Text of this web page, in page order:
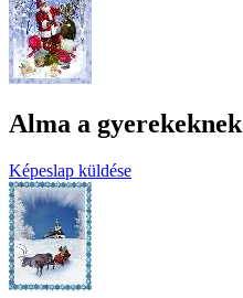
Alma a gyerekeknek
Képeslap küldése